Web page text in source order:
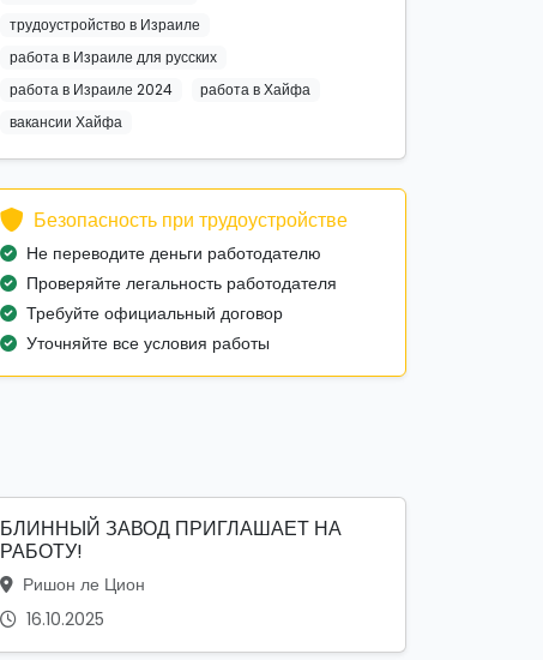
трудоустройство в Израиле
работа в Израиле для русских
работа в Израиле 2024
работа в Хайфа
вакансии Хайфа
Безопасность при трудоустройстве
Не переводите деньги работодателю
Проверяйте легальность работодателя
Требуйте официальный договор
Уточняйте все условия работы
БЛИННЫЙ ЗАВОД ПРИГЛАШАЕТ НА
РАБОТУ!
Ришон ле Цион
16.10.2025